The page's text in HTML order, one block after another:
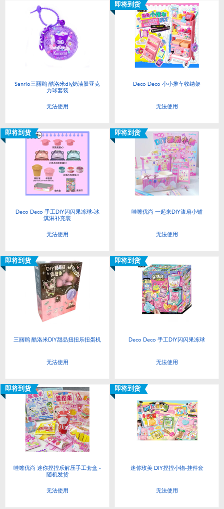
Sanrio三丽鸥 酷洛米diy奶油胶亚克
力球套装
无法使用
即将到货
Deco Deco 小小推车收纳架
无法使用
即将到货
Deco Deco 手工DIY闪闪果冻球-冰
淇淋补充装
无法使用
即将到货
哇噻优尚 一起来DIY漆扇小铺
无法使用
即将到货
三丽鸥 酷洛米DIY甜品扭扭乐扭蛋机
无法使用
即将到货
Deco Deco 手工DIY闪闪果冻球
无法使用
即将到货
哇噻优尚 迷你捏捏乐解压手工套盒 -
随机发货
无法使用
即将到货
迷你玫美 DIY捏捏小物-挂件套
无法使用